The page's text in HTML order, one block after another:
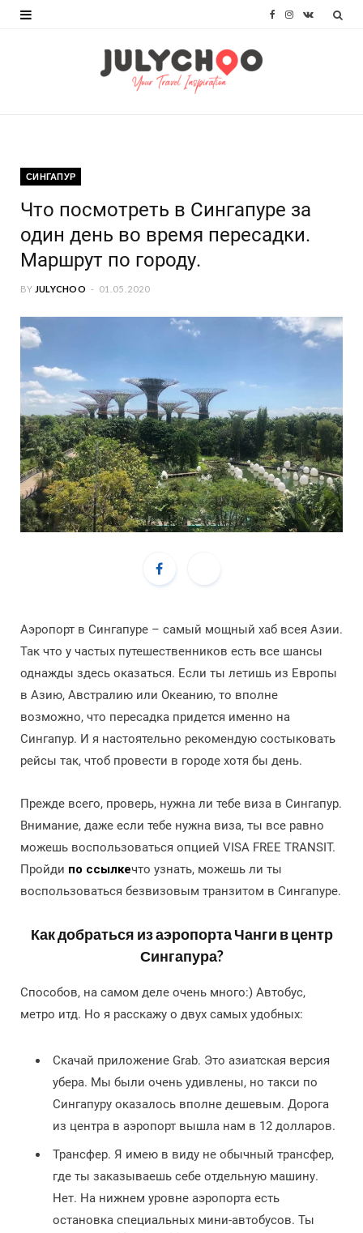
k
I
a
V
СИНГАПУР
Что посмотреть в Сингапуре за
один день во время пересадки.
Маршрут по городу.
BY JULYCHOO 01.05.2020
Аэропорт в Сингапуре – самый мощный хаб всея Азии.
Так что у частых путешественников есть все шансы
однажды здесь оказаться. Если ты летишь из Европы
в Азию, Австралию или Океанию, то вполне
возможно, что пересадка придется именно на
Сингапур. И я настоятельно рекомендую состыковать
рейсы так, чтоб провести в городе хотя бы день.
Прежде всего, проверь, нужна ли тебе виза в Сингапур.
Внимание, даже если тебе нужна виза, ты все равно
можешь воспользоваться опцией VISA FREE TRANSIT.
Пройди по ссылкечто узнать, можешь ли ты
воспользоваться безвизовым транзитом в Сингапуре.
Как добраться из аэропорта Чанги в центр
Сингапура?
Способов, на самом деле очень много:) Автобус,
метро итд. Но я расскажу о двух самых удобных:
Скачай приложение Grab. Это азиатская версия
убера. Мы были очень удивлены, но такси по
Сингапуру оказалось вполне дешевым. Дорога
из центра в аэропорт вышла нам в 12 долларов.
Трансфер. Я имею в виду не обычный трансфер,
где ты заказываешь себе отдельную машину.
Нет. На нижнем уровне аэропорта есть
остановка специальных мини-автобусов. Ты